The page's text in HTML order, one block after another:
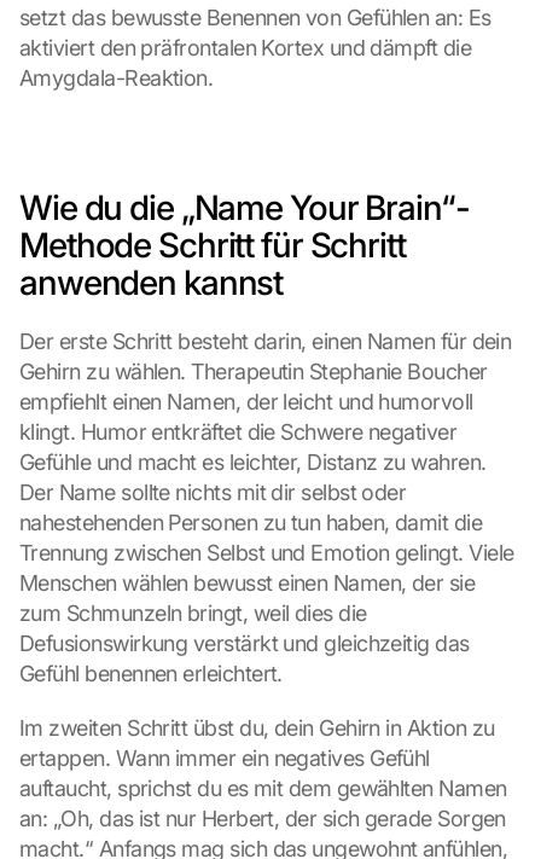
setzt das bewusste Benennen von Gefühlen an: Es
aktiviert den präfrontalen Kortex und dämpft die
Amygdala-Reaktion.
Wie du die „Name Your Brain“-
Methode Schritt für Schritt
anwenden kannst
Der erste Schritt besteht darin, einen Namen für dein
Gehirn zu wählen. Therapeutin Stephanie Boucher
empfiehlt einen Namen, der leicht und humorvoll
klingt. Humor entkräftet die Schwere negativer
Gefühle und macht es leichter, Distanz zu wahren.
Der Name sollte nichts mit dir selbst oder
nahestehenden Personen zu tun haben, damit die
Trennung zwischen Selbst und Emotion gelingt. Viele
Menschen wählen bewusst einen Namen, der sie
zum Schmunzeln bringt, weil dies die
Defusionswirkung verstärkt und gleichzeitig das
Gefühl benennen erleichtert.
Im zweiten Schritt übst du, dein Gehirn in Aktion zu
ertappen. Wann immer ein negatives Gefühl
auftaucht, sprichst du es mit dem gewählten Namen
an: „Oh, das ist nur Herbert, der sich gerade Sorgen
macht.“ Anfangs mag sich das ungewohnt anfühlen,